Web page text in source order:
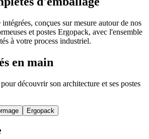
conçues sur mesure autour de nos
et postes Ergopack, avec l'ensemble
à votre process industriel.
en main
découvrir son architecture et ses postes
Ergopack